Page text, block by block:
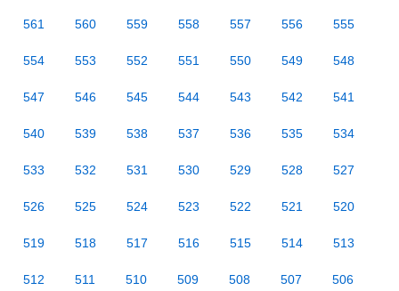
561 560 559 558 557 556 555
554 553 552 551 550 549 548
547 546 545 544 543 542 541
540 539 538 537 536 535 534
533 532 531 530 529 528 527
526 525 524 523 522 521 520
519 518 517 516 515 514 513
512 511 510 509 508 507 506